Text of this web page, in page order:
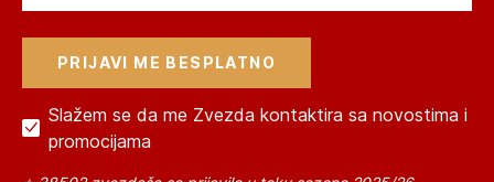
Slažem se da me Zvezda kontaktira sa novostima i
promocijama